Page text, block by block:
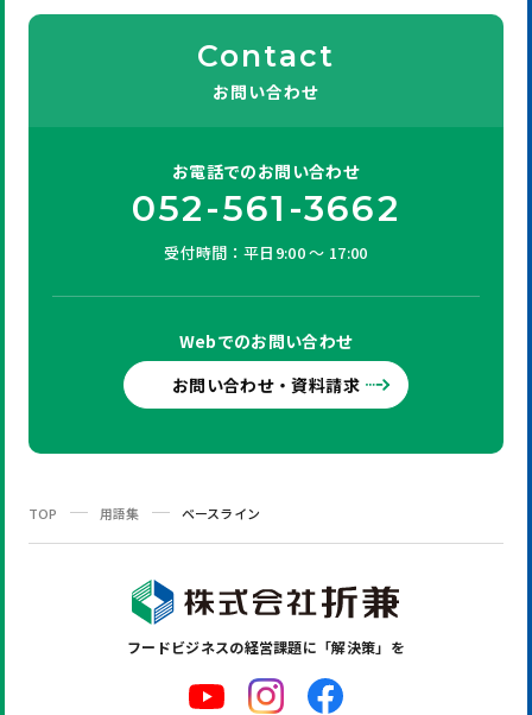
Contact
お問い合わせ
お電話でのお問い合わせ
052-561-3662
受付時間：平日9:00 ～ 17:00
Webでのお問い合わせ
お問い合わせ・資料請求
TOP 用語集 ベースライン
フードビジネスの経営課題に「解決策」を